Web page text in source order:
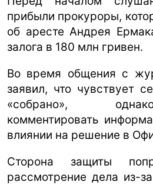
прибыли прокуроры,
об аресте Андрея
залога в 180 млн гривен.
Во время общения с
заявил, что чувствует
«собрано»,
комментировать
влиянии на решение в
Сторона защиты
рассмотрение дела из-